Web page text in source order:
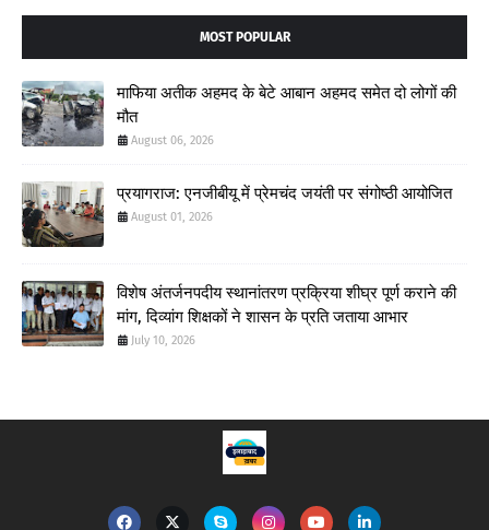
MOST POPULAR
माफिया अतीक अहमद के बेटे आबान अहमद समेत दो लोगों की
मौत
August 06, 2026
प्रयागराज: एनजीबीयू में प्रेमचंद जयंती पर संगोष्ठी आयोजित
August 01, 2026
विशेष अंतर्जनपदीय स्थानांतरण प्रक्रिया शीघ्र पूर्ण कराने की
मांग, दिव्यांग शिक्षकों ने शासन के प्रति जताया आभार
July 10, 2026